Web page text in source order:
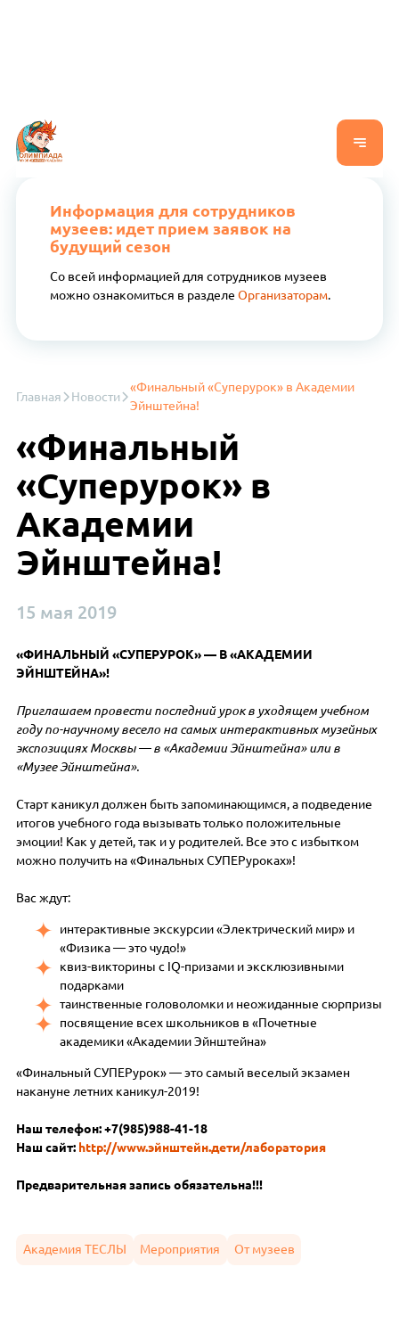
Информация для сотрудников
музеев: идет прием заявок на
будущий сезон
Со всей информацией для сотрудников музеев
можно ознакомиться в разделе Организаторам.
Главная Новости
«Финальный «Суперурок» в Академии
Эйнштейна!
«Финальный
«Суперурок» в
Академии
Эйнштейна!
15 мая 2019
«ФИНАЛЬНЫЙ «СУПЕРУРОК» — В «АКАДЕМИИ
ЭЙНШТЕЙНА»!
Приглашаем провести последний урок в уходящем учебном
году по-научному весело на самых интерактивных музейных
экспозициях Москвы — в «Академии Эйнштейна» или в
«Музее Эйнштейна».
Старт каникул должен быть запоминающимся, а подведение
итогов учебного года вызывать только положительные
эмоции! Как у детей, так и у родителей. Все это с избытком
можно получить на «Финальных СУПЕРуроках»!
Вас ждут:
интерактивные экскурсии «Электрический мир» и
«Физика — это чудо!»
квиз-викторины с IQ-призами и эксклюзивными
подарками
таинственные головоломки и неожиданные сюрпризы
посвящение всех школьников в «Почетные
академики «Академии Эйнштейна»
«Финальный СУПЕРурок» — это самый веселый экзамен
накануне летних каникул-2019!
Наш телефон:+7(985)988-41-18
Наш сайт: http://www.эйнштейн.дети/лаборатория
Предварительная запись обязательна!!!
Академия ТЕСЛЫ Мероприятия От музеев